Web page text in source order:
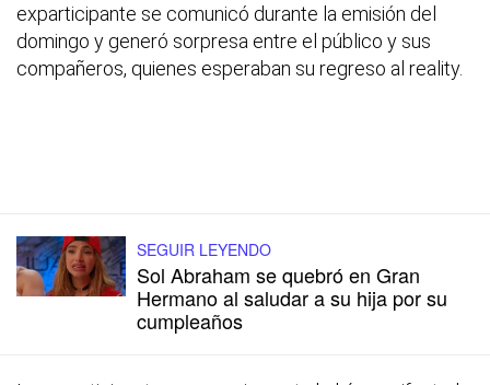
exparticipante se comunicó durante la emisión del
domingo y generó sorpresa entre el público y sus
compañeros, quienes esperaban su regreso al reality.
SEGUIR LEYENDO
Sol Abraham se quebró en Gran
Hermano al saludar a su hija por su
cumpleaños